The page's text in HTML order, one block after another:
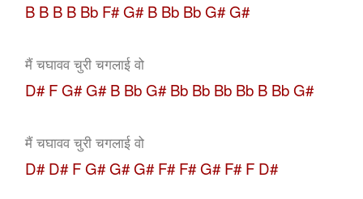
B B B B Bb F# G# B Bb Bb G# G#
मैं चघावव चुरी चगलाई वो
D# F G# G# B Bb G# Bb Bb Bb Bb B Bb G#
मैं चघावव चुरी चगलाई वो
D# D# F G# G# G# F# F# G# F# F D#